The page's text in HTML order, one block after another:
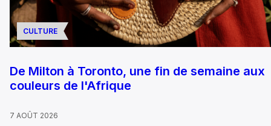
CULTURE
De Milton à Toronto, une fin de semaine aux
couleurs de l'Afrique
7 AOÛT 2026